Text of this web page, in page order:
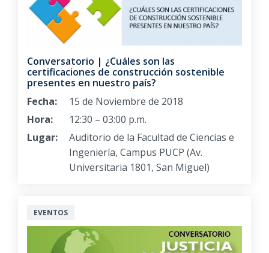
Conversatorio | ¿Cuáles son las
certificaciones de construcción sostenible
presentes en nuestro país?
Fecha:
15 de Noviembre de 2018
Hora:
12:30 – 03:00 p.m.
Lugar:
Auditorio de la Facultad de Ciencias e
Ingeniería, Campus PUCP (Av.
Universitaria 1801, San Miguel)
EVENTOS